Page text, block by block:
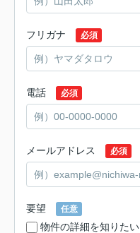
フリガナ 必須
電話 必須
メールアドレス 必須
要望 任意
物件の詳細を知りたい